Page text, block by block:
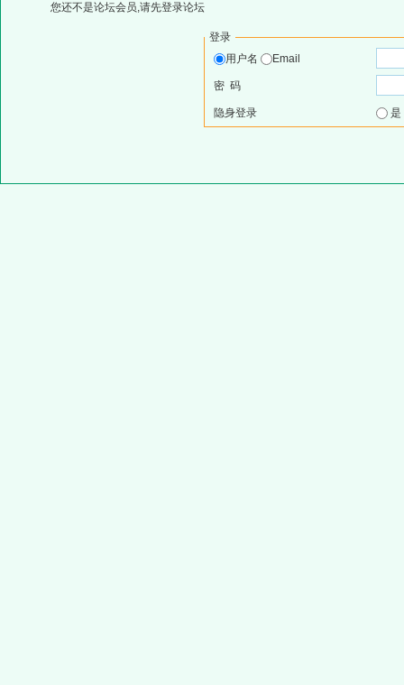
您还不是论坛会员,请先登录论坛
登录
用户名
Email
密 码
隐身登录